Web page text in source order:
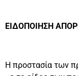
ΕΙΔΟΠΟΙΗΣΗ
Η προστασία των